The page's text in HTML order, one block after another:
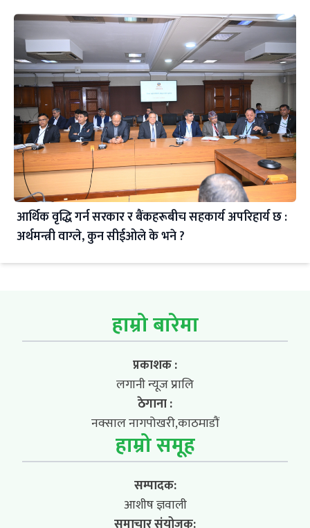
आर्थिक वृद्धि गर्न सरकार र बैंकहरूबीच सहकार्य अपरिहार्य छ :
अर्थमन्त्री वाग्ले, कुन सीईओले के भने ?
हाम्रो बारेमा
प्रकाशक :
लगानी न्यूज प्रालि
ठेगाना :
नक्साल नागपोखरी,काठमाडौं
हाम्रो समूह
सम्पादक:
आशीष ज्ञवाली